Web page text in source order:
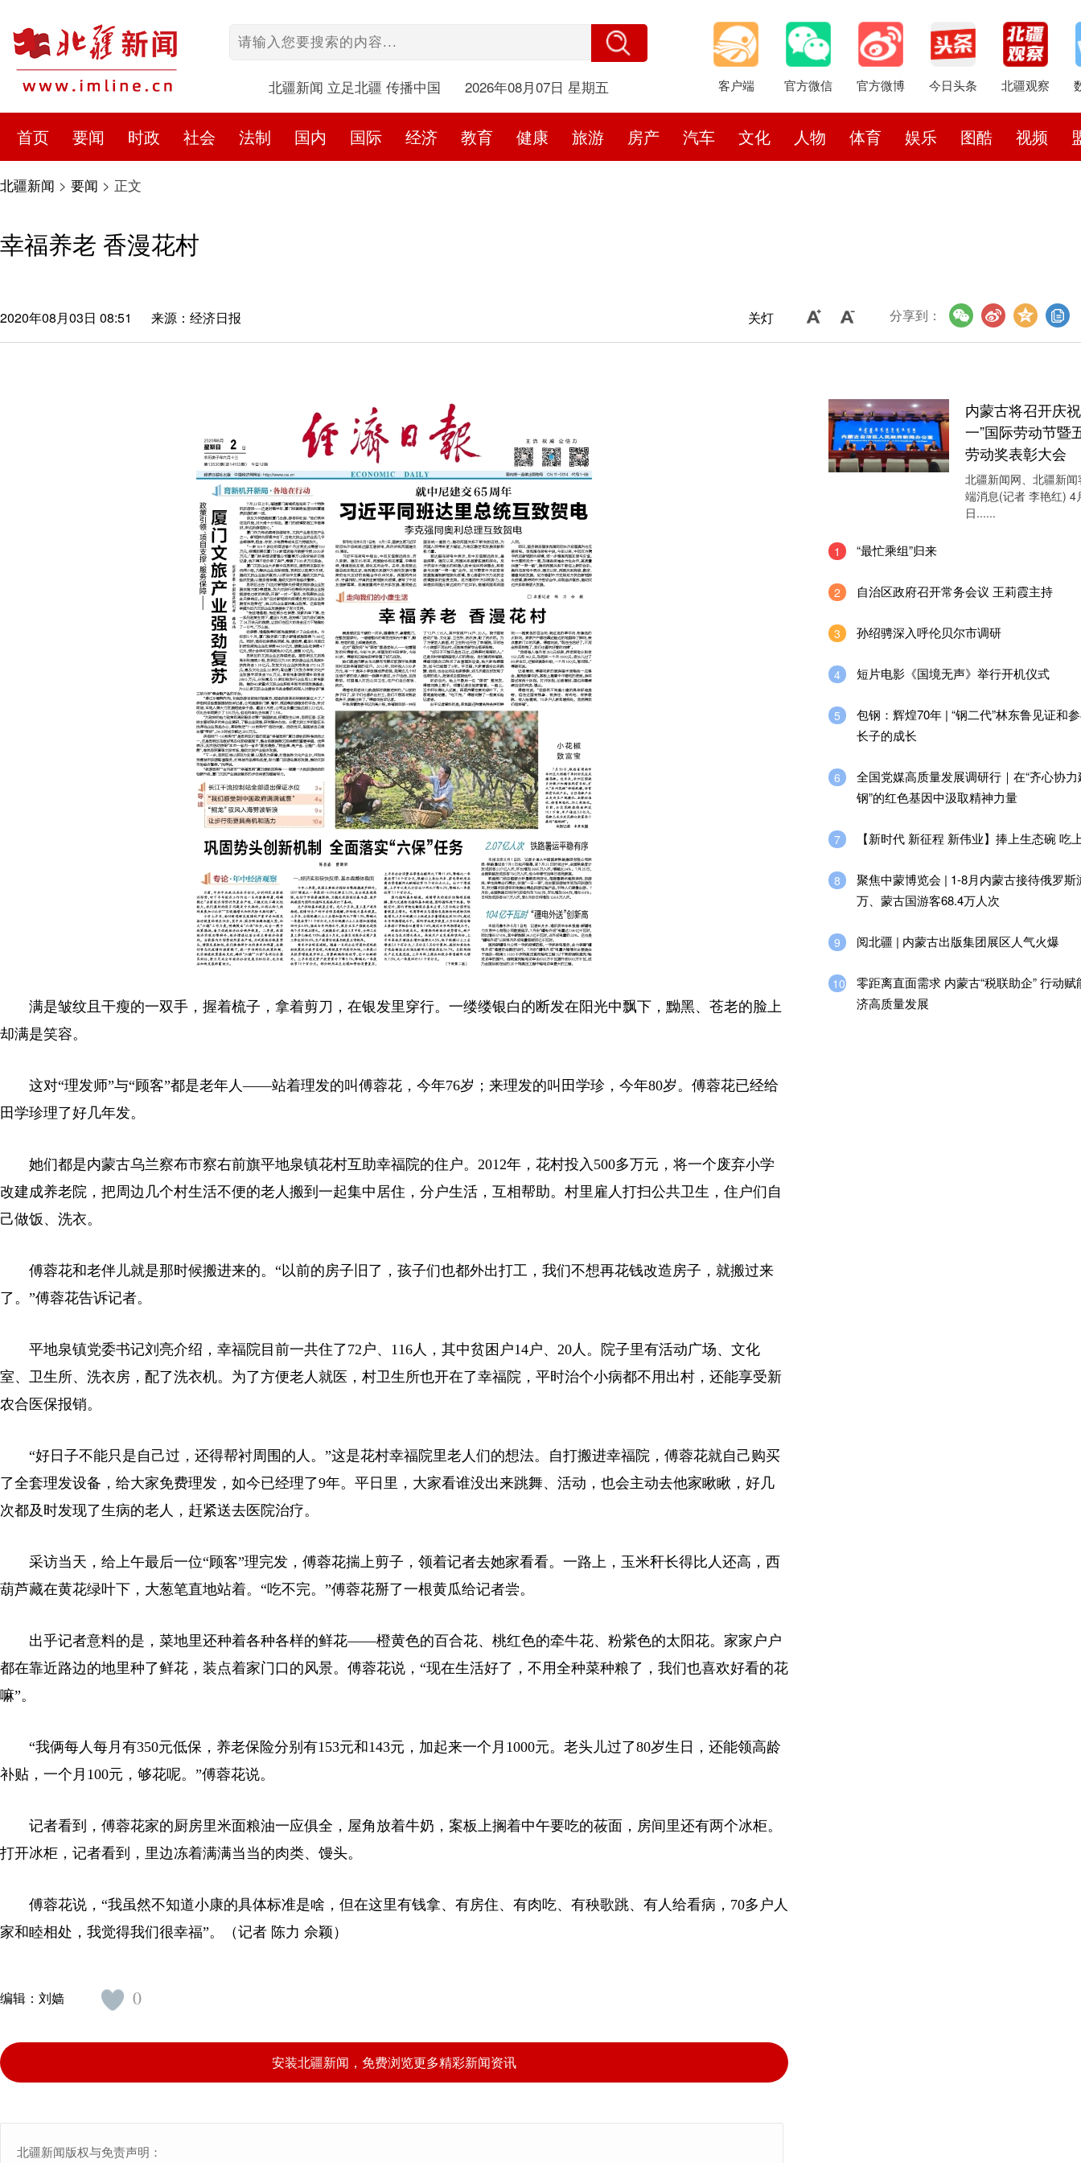
北疆新闻 立足北疆 传播中国 2026年08月07日 星期五 客户端 官方微信 官方微博 今日头条 北疆观察
首页 要闻 时政 社会 法制 国内 国际 经济 教育 健康 旅游 房产 汽车 文化 人物 体育 娱乐 图酷 视频
北疆新闻 > 要闻 > 正文
幸福养老 香漫花村
2020年08月03日 08:51 来源：经济日报 关灯 分享到：
满是皱纹且干瘦的一双手，握着梳子，拿着剪刀，在银发里穿行。一缕缕银白的断发在阳光中飘下，黝黑、苍老的脸上
却满是笑容。
这对“理发师”与“顾客”都是老年人——站着理发的叫傅蓉花，今年76岁；来理发的叫田学珍，今年80岁。傅蓉花已经给
田学珍理了好几年发。
她们都是内蒙古乌兰察布市察右前旗平地泉镇花村互助幸福院的住户。2012年，花村投入500多万元，将一个废弃小学
改建成养老院，把周边几个村生活不便的老人搬到一起集中居住，分户生活，互相帮助。村里雇人打扫公共卫生，住户们自
己做饭、洗衣。
傅蓉花和老伴儿就是那时候搬进来的。“以前的房子旧了，孩子们也都外出打工，我们不想再花钱改造房子，就搬过来
了。”傅蓉花告诉记者。
平地泉镇党委书记刘亮介绍，幸福院目前一共住了72户、116人，其中贫困户14户、20人。院子里有活动广场、文化
室、卫生所、洗衣房，配了洗衣机。为了方便老人就医，村卫生所也开在了幸福院，平时治个小病都不用出村，还能享受新
农合医保报销。
“好日子不能只是自己过，还得帮衬周围的人。”这是花村幸福院里老人们的想法。自打搬进幸福院，傅蓉花就自己购买
了全套理发设备，给大家免费理发，如今已经理了9年。平日里，大家看谁没出来跳舞、活动，也会主动去他家瞅瞅，好几
次都及时发现了生病的老人，赶紧送去医院治疗。
采访当天，给上午最后一位“顾客”理完发，傅蓉花揣上剪子，领着记者去她家看看。一路上，玉米秆长得比人还高，西
葫芦藏在黄花绿叶下，大葱笔直地站着。“吃不完。”傅蓉花掰了一根黄瓜给记者尝。
出乎记者意料的是，菜地里还种着各种各样的鲜花——橙黄色的百合花、桃红色的牵牛花、粉紫色的太阳花。家家户户
都在靠近路边的地里种了鲜花，装点着家门口的风景。傅蓉花说，“现在生活好了，不用全种菜种粮了，我们也喜欢好看的花
嘛”。
“我俩每人每月有350元低保，养老保险分别有153元和143元，加起来一个月1000元。老头儿过了80岁生日，还能领高龄
补贴，一个月100元，够花呢。”傅蓉花说。
记者看到，傅蓉花家的厨房里米面粮油一应俱全，屋角放着牛奶，案板上搁着中午要吃的莜面，房间里还有两个冰柜。
打开冰柜，记者看到，里边冻着满满当当的肉类、馒头。
傅蓉花说，“我虽然不知道小康的具体标准是啥，但在这里有钱拿、有房住、有肉吃、有秧歌跳、有人给看病，70多户人
家和睦相处，我觉得我们很幸福”。（记者 陈力 佘颖）
编辑： 刘嫱 0
安装北疆新闻，免费浏览更多精彩新闻资讯
北疆新闻版权与免责声明：
内蒙古将召开庆
一”国际劳动节暨
劳动奖表彰大会
北疆新闻网、北疆新闻
端消息(记者 李艳红) 4
日......
1 “最忙乘组”归来
2 自治区政府召开常务会议 王莉霞主持
3 孙绍骋深入呼伦贝尔市调研
4 短片电影《国境无声》举行开机仪式
5
包钢：辉煌70年 | “钢二代”林东鲁见证和
长子的成长
6
全国党媒高质量发展调研行｜在“齐心协
钢”的红色基因中汲取精神力量
7 【新时代 新征程 新伟业】捧上生态碗 吃
8
聚焦中蒙博览会 | 1-8月内蒙古接待俄罗斯
万、蒙古国游客68.4万人次
9 阅北疆 | 内蒙古出版集团展区人气火爆
10
零距离直面需求 内蒙古“税联助企” 行动赋
济高质量发展